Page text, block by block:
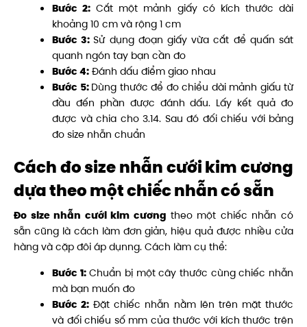
Bước 2: Cắt một mảnh giấy có kích thước dài
khoảng 10 cm và rộng 1 cm
Bước 3:Sử dụng đoạn giấy vừa cắt để quấn sát
quanh ngón tay bạn cần đo
Bước 4: Đánh dấu điểm giao nhau
Bước 5: Dùng thước để đo chiểu dài mảnh giấu từ
đầu đến phần được đánh dấu. Lấy kết quả đo
được và chia cho 3.14. Sau đó đối chiếu với bảng
đo size nhẫn chuẩn
Cách đo size nhẫn cưới kim cương
dựa theo một chiếc nhẫn có sẵn
Đo size nhẫn cướikim cương theo một chiếc nhẫn có
sẵn cũng là cách làm đơn giản, hiệu quả được nhiều cửa
hàng và cặp đôi áp dụnng. Cách làm cụ thể:
Bước 1:Chuẩn bị một cây thước cùng chiếc nhẫn
mà bạn muốn đo
Bước 2: Đặt chiếc nhẫn nằm lên trên mặt thước
và đối chiếu số mm của thước với kích thước trên